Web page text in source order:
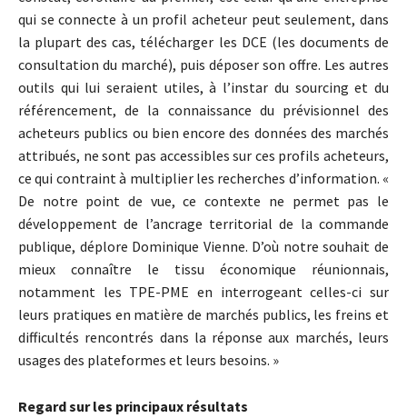
qui se connecte à un profil acheteur peut seulement, dans
la plupart des cas, télécharger les DCE (les documents de
consultation du marché), puis déposer son offre. Les autres
outils qui lui seraient utiles, à l’instar du sourcing et du
référencement, de la connaissance du prévisionnel des
acheteurs publics ou bien encore des données des marchés
attribués, ne sont pas accessibles sur ces profils acheteurs,
ce qui contraint à multiplier les recherches d’information. «
De notre point de vue, ce contexte ne permet pas le
développement de l’ancrage territorial de la commande
publique, déplore Dominique Vienne. D’où notre souhait de
mieux connaître le tissu économique réunionnais,
notamment les TPE-PME en interrogeant celles-ci sur
leurs pratiques en matière de marchés publics, les freins et
difficultés rencontrés dans la réponse aux marchés, leurs
usages des plateformes et leurs besoins. »
Regard sur les principaux résultats